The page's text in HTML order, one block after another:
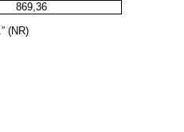
869,36
(NR)